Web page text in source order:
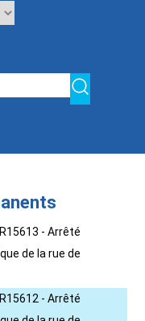
- Arrêté
de la rue de
- Arrêté